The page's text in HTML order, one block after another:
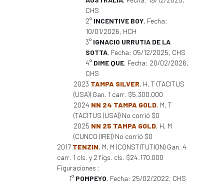
CHS
2° INCENTIVE BOY, Fecha:
10/01/2026, HCH
3° IGNACIO URRUTIA DE LA
SOTTA, Fecha: 05/12/2025, CHS
4° DIME QUE, Fecha: 20/02/2026,
CHS
2023 TAMPA SILVER, H, T (TACITUS
(USA)) Gan. 1 carr. $5.300.000
2024 NN 24 TAMPA GOLD, M, T
(TACITUS (USA)) No corrió $0
2025 NN 25 TAMPA GOLD, H, M
(CUNCO (IRE)) No corrió $0
2017 TENZIN, M, M (CONSTITUTION) Gan. 4
carr. 1 cls. y 2 figs. cls. $24.170.000
Figuraciones :
1° POMPEYO, Fecha: 25/02/2022, CHS